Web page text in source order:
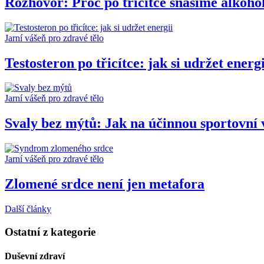
Jarní vášeň pro zdravé tělo
Testosteron po třicítce: jak si udržet
Jarní vášeň pro zdravé tělo
Svaly bez mýtů: Jak na účinnou sportovní
Jarní vášeň pro zdravé tělo
Zlomené srdce není jen metafora
Další články
Ostatní z kategorie
Duševní zdraví